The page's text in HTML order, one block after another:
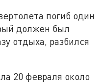
погиб один
должен был
отдыха, разбился
20 февраля около